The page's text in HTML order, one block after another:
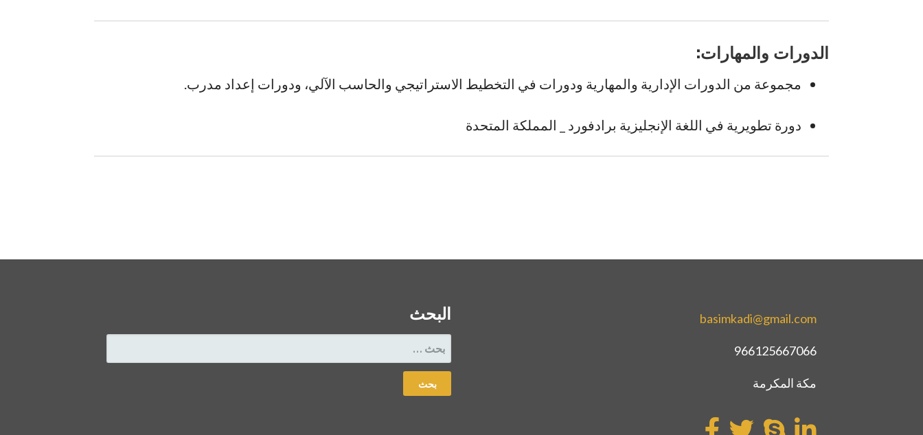
الدورات والمهارات:
مجموعة من الدورات الإدارية والمهارية ودورات في التخطيط الاستراتيجي والحاسب الآلي، ودورات إعداد مدرب.
دورة تطويرية في اللغة الإنجليزية برادفورد _ المملكة المتحدة
basimkadi@gmail.com
966125667066
مكة المكرمة
البحث
البحث
عن: